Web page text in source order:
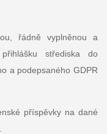
řádně vyplněnou a
střediska do
a podepsaného GDPR
příspěvky na dané